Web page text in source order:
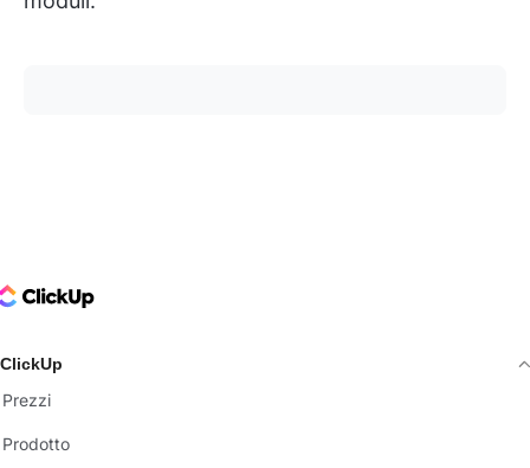
Logo
ClickUp
Prezzi
Prodotto